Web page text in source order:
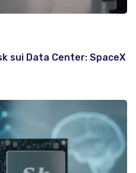
sui Data Center: SpaceX